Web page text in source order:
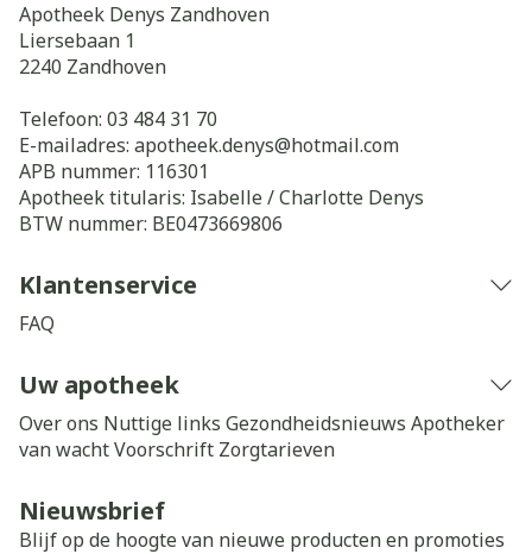
Apotheek Denys Zandhoven
Liersebaan 1
2240 Zandhoven
Telefoon: 03 484 31 70
E-mailadres: apotheek.denys@hotmail.com
APB nummer: 116301
Apotheek titularis: Isabelle / Charlotte Denys
BTW nummer: BE0473669806
Klantenservice
FAQ
Uw apotheek
Over ons Nuttige links Gezondheidsnieuws Apotheker
van wachtVoorschrift Zorgtarieven
Nieuwsbrief
Blijf op de hoogte van nieuwe producten en promoties